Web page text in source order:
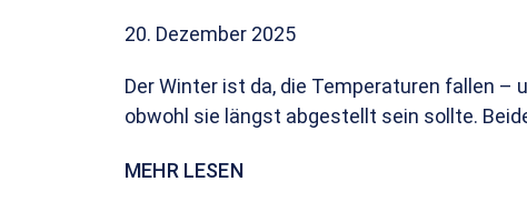
20. Dezember 2025
Der Winter ist da, die Temperaturen fallen –
obwohl sie längst abgestellt sein sollte.
MEHR LESEN